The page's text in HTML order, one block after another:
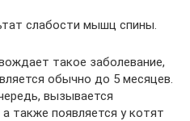
слабости мышц спины.
такое заболевание,
обычно до 5 месяцев.
вызывается
также появляется у котят